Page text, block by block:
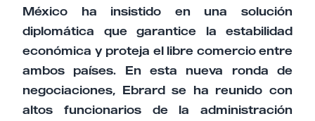
México ha insistido en una solución
diplomática que garantice la estabilidad
económica y proteja el libre comercio entre
ambos países. En esta nueva ronda de
negociaciones, Ebrard se ha reunido con
altos funcionarios de la administración